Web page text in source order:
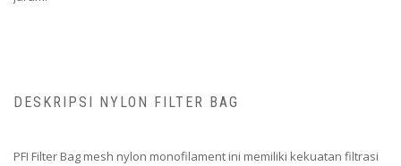
DESKRIPSI NYLON FILTER BAG
PFI Filter Bag mesh nylon monofilament ini memiliki kekuatan filtrasi